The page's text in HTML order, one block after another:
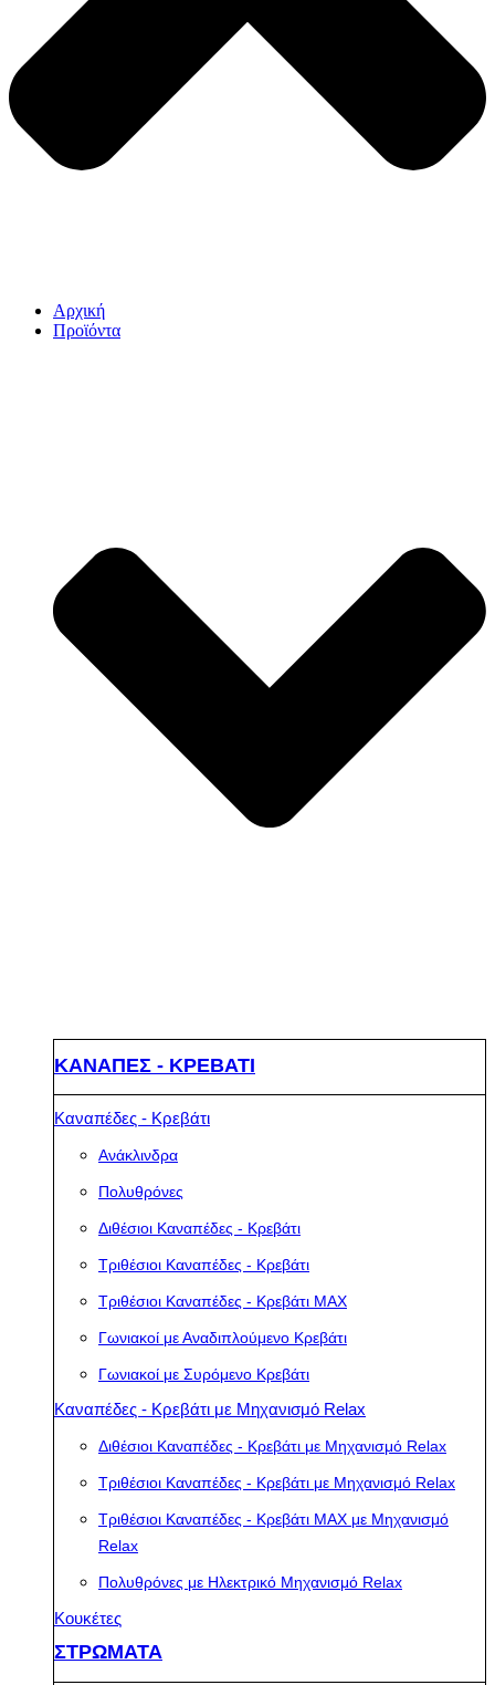
Αρχική
Προϊόντα
ΚΑΝΑΠΕΣ - ΚΡΕΒΑΤΙ
Καναπέδες - Κρεβάτι
Ανάκλινδρα
Πολυθρόνες
Διθέσιοι Καναπέδες - Κρεβάτι
Τριθέσιοι Καναπέδες - Κρεβάτι
Τριθέσιοι Καναπέδες - Κρεβάτι MAX
Γωνιακοί με Αναδιπλούμενο Κρεβάτι
Γωνιακοί με Συρόμενο Κρεβάτι
Καναπέδες - Κρεβάτι με Μηχανισμό Relax
Διθέσιοι Καναπέδες - Κρεβάτι με Μηχανισμό Relax
Τριθέσιοι Καναπέδες - Κρεβάτι με Μηχανισμό Relax
Τριθέσιοι Καναπέδες - Κρεβάτι MAX με Μηχανισμό
Relax
Πολυθρόνες με Ηλεκτρικό Μηχανισμό Relax
Κουκέτες
ΣΤΡΩΜΑΤΑ